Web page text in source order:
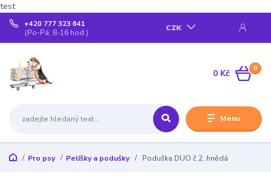
test
Menu
CZK
+420 777 323 641
(Po-Pá, 8-16 hod.)
0
0 Kč
Pro psy Pelíšky a podušky Poduška DUO č.2, hnědá